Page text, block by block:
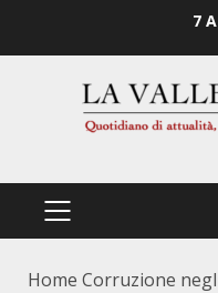
7
PRIMÄRES
Home Corruzione